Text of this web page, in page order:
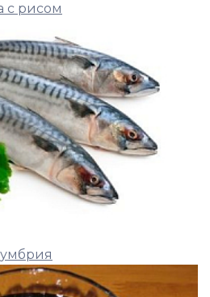
с рисом